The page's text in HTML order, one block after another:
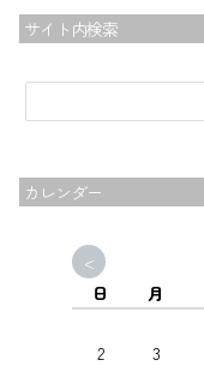
サイト内検索
カレンダー
<
日
月
2
3